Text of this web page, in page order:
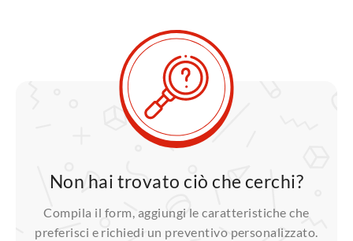
non hai trovato ciò che cerchi?
Compila il form, aggiungi le caratteristiche che
preferisci e richiedi un preventivo personalizzato.